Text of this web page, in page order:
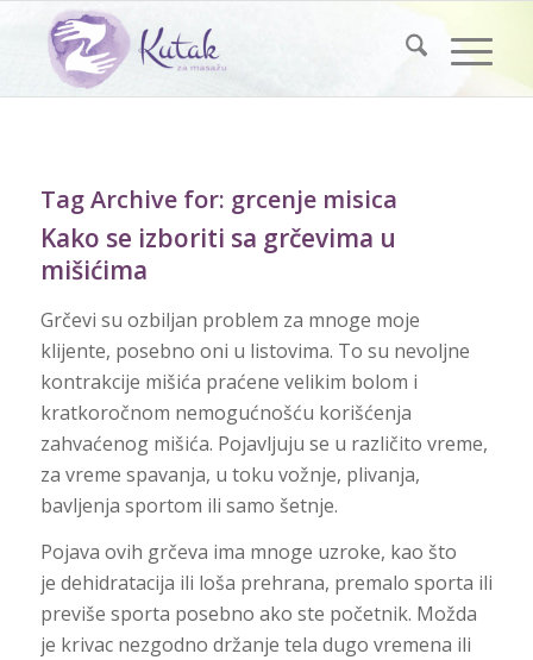
Tag Archive for: grcenje misica
Kako se izboriti sa grčevima u
mišićima
Grčevi su ozbiljan problem za mnoge moje
klijente, posebno oni u listovima. To su nevoljne
kontrakcije mišića praćene velikim bolom i
kratkoročnom nemogućnošću korišćenja
zahvaćenog mišića. Pojavljuju se u različito vreme,
za vreme spavanja, u toku vožnje, plivanja,
bavljenja sportom ili samo šetnje.
Pojava ovih grčeva ima mnoge uzroke, kao što
je dehidratacija ili loša prehrana, premalo sporta ili
previše sporta posebno ako ste početnik. Možda
je krivac nezgodno držanje tela dugo vremena ili